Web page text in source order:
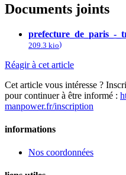
Documents joints
prefecture_de_paris_-
209.3 kio)
Réagir à cet article
Cet article vous intéresse ?
pour continuer à être informé :
manpower.fr/inscription
informations
Nos coordonnées